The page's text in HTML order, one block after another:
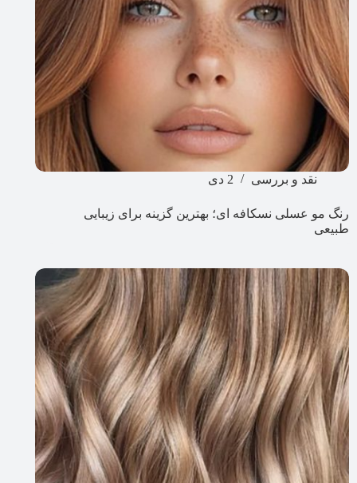
نقد و بررسی 2 دی
رنگ مو عسلی نسکافه ای؛ بهترین گزینه برای زیبایی
طبیعی